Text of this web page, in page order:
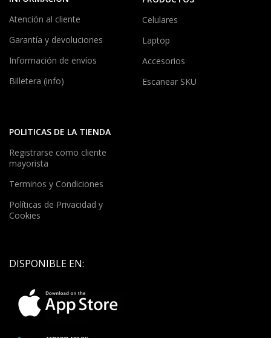
Atención al cliente
Garantía y devoluciones
Información de envíos
Billetera (info)
Celulares
Laptop
Accesorios
Escanear SKU
POLITICAS DE LA TIENDA
Registrarse como cliente
mayorista
Terminos y Condiciones
Políticas de Privacidad y
Cookies
DISPONIBLE EN: